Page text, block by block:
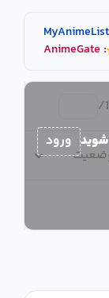
MyAnimeList
AnimeGate :
1
/
شوید ورود